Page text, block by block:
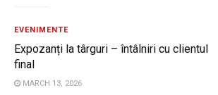
EVENIMENTE
Expozanți la târguri – întâlniri cu clientul
final
MARCH 13, 2026